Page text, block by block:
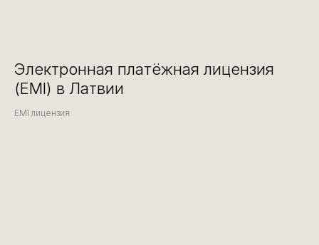
Электронная платёжная лицензия
(EMI) в Латвии
EMI лицензия